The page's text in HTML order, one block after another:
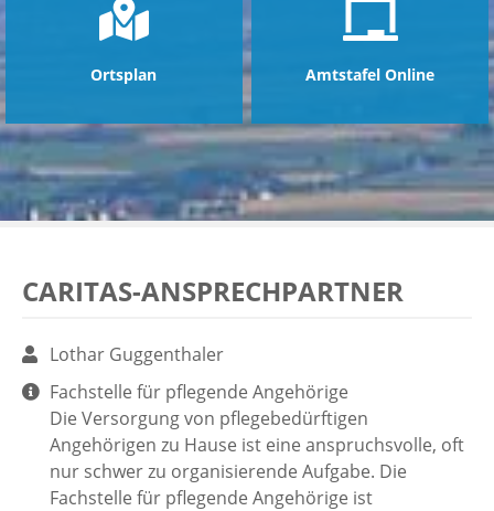
Ortsplan Amtstafel Online
CARITAS-ANSPRECHPARTNER
Lothar Guggenthaler
Fachstelle für pflegende Angehörige
Die Versorgung von pflegebedürftigen
Angehörigen zu Hause ist eine anspruchsvolle, oft
nur schwer zu organisierende Aufgabe. Die
Fachstelle für pflegende Angehörige ist